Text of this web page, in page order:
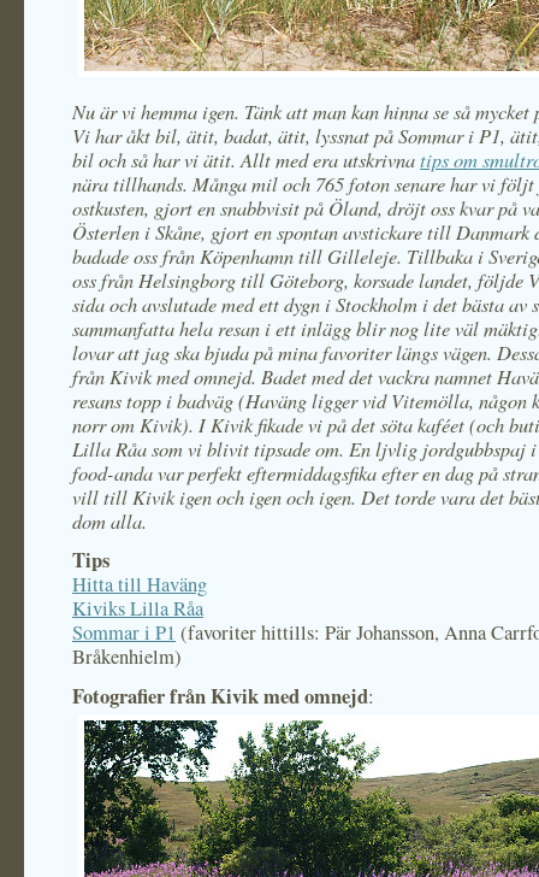
Nu är vi hemma igen. Tänk att man kan hinna se så mycket
Vi har åkt bil, ätit, badat, ätit, lyssnat på Sommar i P1,
bil och så har vi ätit. Allt med era utskrivnatips om
nära tillhands. Många mil och 765 foton senare har vi följt
ostkusten, gjort en snabbvisit på Öland, dröjt oss kvar på
Österlen i Skåne, gjort en spontan avstickare till Danmark
badade oss från Köpenhamn till Gilleleje. Tillbaka i
oss från Helsingborg till Göteborg, korsade landet, följde
sida och avslutade med ett dygn i Stockholm i det bästa av
sammanfatta hela resan i ett inlägg blir nog lite väl
lovar att jag ska bjuda på mina favoriter längs vägen.
från Kivik med omnejd. Badet med det vackra namnet
resans topp i badväg (Haväng ligger vid Vitemölla, någon
norr om Kivik). I Kivik fikade vi på det söta kaféet (och
Lilla Råa som vi blivit tipsade om. En ljvlig jordgubbspaj i
food-anda var perfekt eftermiddagsfika efter en dag på
vill till Kivik igen och igen och igen. Det torde vara det
dom alla.
Tips
Hitta till Haväng
Kiviks Lilla Råa
Sommar i P1 (favoriter hittills: Pär Johansson, Anna
Bråkenhielm)
Fotografier från Kivik med omnejd: